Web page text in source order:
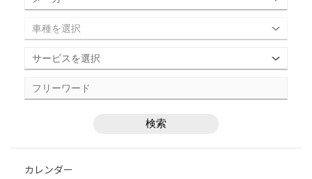
カレンダー